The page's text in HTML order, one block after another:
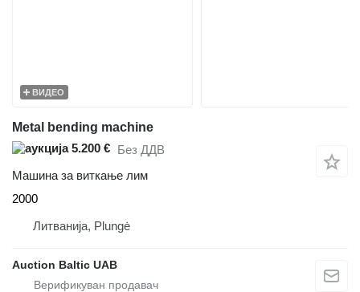
ВИДЕО
Metal bending machine
5.200 € Без ДДВ
Машина за виткање лим
2000
Литванија, Plungė
Auction Baltic UAB